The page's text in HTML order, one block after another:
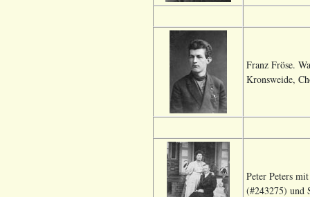
Franz Fröse.
Kronsweide,
Peter Peters
(#243275) und